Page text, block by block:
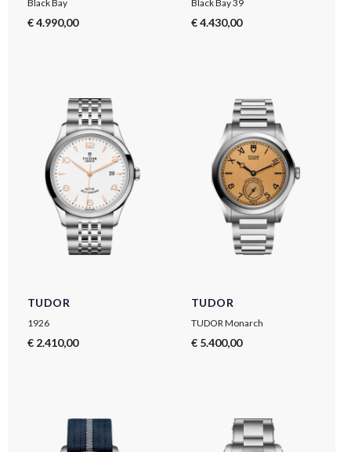
Black Bay
€ 4.990,00
Black Bay 39
€ 4.430,00
TUDOR
1926
€ 2.410,00
TUDOR
TUDOR Monarch
€ 5.400,00